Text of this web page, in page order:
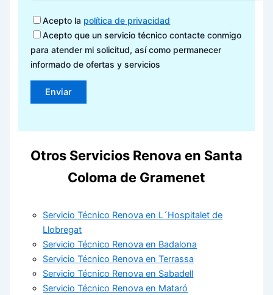
Acepto la política de privacidad
Acepto que un servicio técnico contacte conmigo
para atender mi solicitud, así como permanecer
informado de ofertas y servicios
Otros Servicios Renova en Santa
Coloma de Gramenet
Servicio Técnico Renova en L´Hospitalet de
Llobregat
Servicio Técnico Renova en Badalona
Servicio Técnico Renova en Terrassa
Servicio Técnico Renova en Sabadell
Servicio Técnico Renova en Mataró